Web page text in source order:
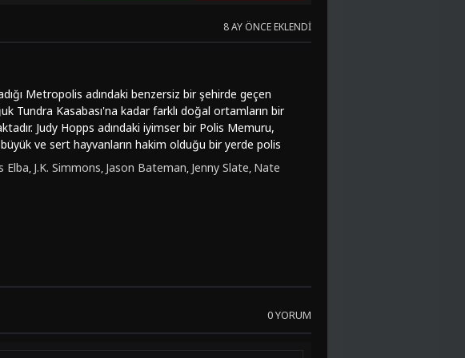
8 AY ÖNCE EKLENDI
Metropolis adındaki benzersiz bir şehirde geçen
Tundra Kasabası'na kadar farklı doğal ortamların bir
Judy Hopps adındaki iyimser bir Polis Memuru,
ve sert hayvanların hakim olduğu bir yerde polis
geveze ve numaracı tilki Nick Wilde ile işbirliği yaparak
özellikleri arasında harika animasyon kalitesi,
Goodwin, Jason Bateman ve Idris Elba gibi başarılı
bağlar. Film, macera, aile ve komedi türlerini başarıyla
hem çocuklar hem de yetişkinler için keyifli bir
yaşamak isteyen herkesin bu filmi izlemesini
Elba, J.K. Simmons, Jason Bateman, Jenny Slate, Nate
0 YORUM